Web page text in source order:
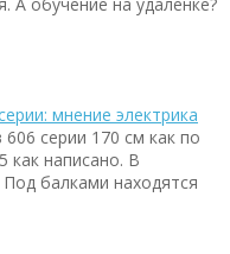
мнение электрика
серии 170 см как по
как написано. В
балками находятся